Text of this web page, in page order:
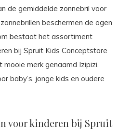
de gemiddelde zonnebril voor
beschermen de ogen
bestaat het assortiment
bij Spruit Kids Conceptstore
mooie merk genaamd Izipizi.
baby’s, jonge kids en oudere
voor kinderen bij Spruit